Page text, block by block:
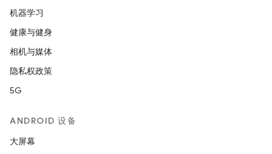
机器学习
健康与健身
相机与媒体
隐私权政策
5G
ANDROID 设备
大屏幕